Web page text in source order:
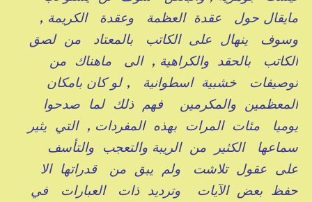
مايقال حول عقدة العظمة وعقدة الكريمة ,
وسوف ينهال على الكاتب بالمعتاد من لصق
الكاتب بالحقد والكراهية , الى ماهناك من
توصيفات خشبية اسطوانية , لو كان بامكان
المعظمين والمكرمين فهم ذلك لما صدحوا
يوميا مئات المرات بهذه المفردات , التي يثير
سماعها الكثير من الريبة والتعجب والتأسف
على عقول تلاشت ولم يبق من قدراتها الا
حفظ بعض الآيات وترديد ذات العبارات في